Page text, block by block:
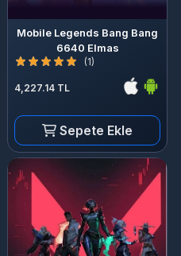
Mobile Legends Bang Bang
6640 Elmas
(1)
4,227.14 TL
Sepete Ekle